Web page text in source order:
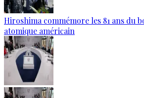
Hiroshima commémore les 81 ans du
atomique américain